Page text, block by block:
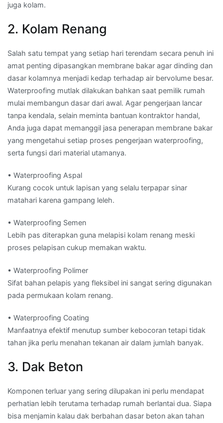
juga kolam.
2. Kolam Renang
Salah satu tempat yang setiap hari terendam secara penuh ini
amat penting dipasangkan membrane bakar agar dinding dan
dasar kolamnya menjadi kedap terhadap air bervolume besar.
Waterproofing mutlak dilakukan bahkan saat pemilik rumah
mulai membangun dasar dari awal. Agar pengerjaan lancar
tanpa kendala, selain meminta bantuan kontraktor handal,
Anda juga dapat memanggil jasa penerapan membrane bakar
yang mengetahui setiap proses pengerjaan waterproofing,
serta fungsi dari material utamanya.
• Waterproofing Aspal
Kurang cocok untuk lapisan yang selalu terpapar sinar
matahari karena gampang leleh.
• Waterproofing Semen
Lebih pas diterapkan guna melapisi kolam renang meski
proses pelapisan cukup memakan waktu.
• Waterproofing Polimer
Sifat bahan pelapis yang fleksibel ini sangat sering digunakan
pada permukaan kolam renang.
• Waterproofing Coating
Manfaatnya efektif menutup sumber kebocoran tetapi tidak
tahan jika perlu menahan tekanan air dalam jumlah banyak.
3. Dak Beton
Komponen terluar yang sering dilupakan ini perlu mendapat
perhatian lebih terutama terhadap rumah berlantai dua. Siapa
bisa menjamin kalau dak berbahan dasar beton akan tahan